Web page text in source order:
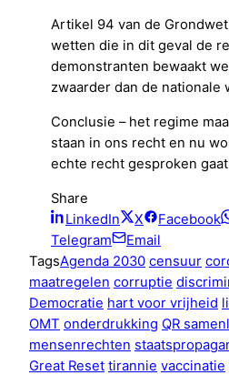
Artikel 94 van de
wetten die in dit geval de
demonstranten bewaakt
zwaarder dan de nationale
Conclusie – het regime
staan in ons recht en nu
echte recht gesproken
Share
LinkedIn
X Facebook
Telegram
Email
TagsAgenda 2030 censuur
maatregelen corruptie
Democratie hart voor vrijheid
OMT onderdrukking QR
mensenrechten
Great Reset tirannie vaccinatie